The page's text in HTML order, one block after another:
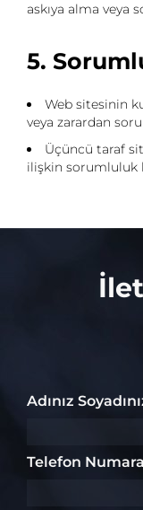
askıya alma veya
5.
Web sitesinin
veya zarardan
Üçüncü taraf
ilişkin sorumluluk
Adınız
Telefon